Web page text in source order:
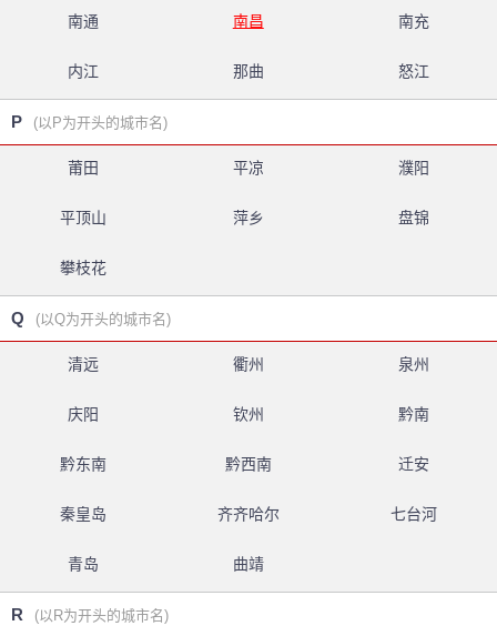
南通 南昌 南充
内江 那曲 怒江
P (以P为开头的城市名)
莆田 平凉 濮阳
平顶山 萍乡 盘锦
攀枝花
Q (以Q为开头的城市名)
清远 衢州 泉州
庆阳 钦州 黔南
黔东南 黔西南 迁安
秦皇岛 齐齐哈尔 七台河
青岛 曲靖
R (以R为开头的城市名)